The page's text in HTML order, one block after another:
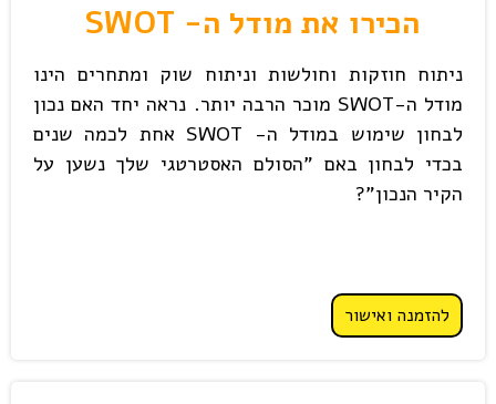
הכירו את מודל ה- SWOT
ניתוח חוזקות וחולשות וניתוח שוק ומתחרים הינו
מודל ה-SWOT מוכר הרבה יותר. נראה יחד האם נכון
לבחון שימוש במודל ה- SWOT אחת לכמה שנים
בכדי לבחון באם "הסולם האסטרטגי שלך נשען על
הקיר הנכון"?
להזמנה ואישור